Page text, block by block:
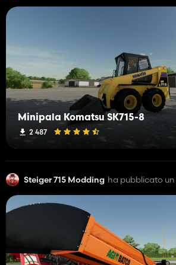
Minipala Komatsu SK715-8
2 487
Steiger 715 Modding ha pubblicato